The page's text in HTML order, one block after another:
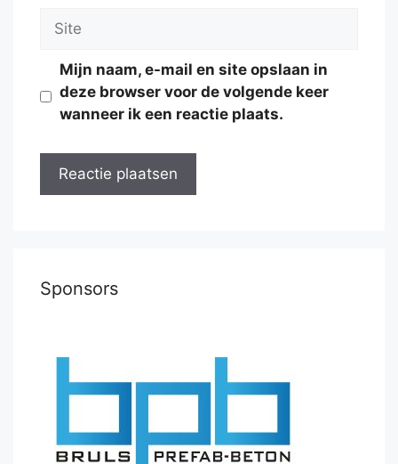
Site
Mijn naam, e-mail en site opslaan in
deze browser voor de volgende keer
wanneer ik een reactie plaats.
Sponsors